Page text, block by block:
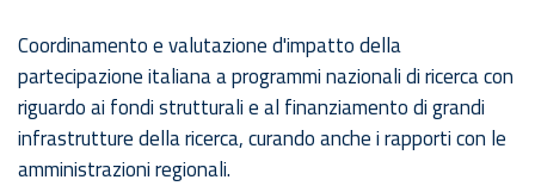
Coordinamento e valutazione d'impatto della
partecipazione italiana a programmi nazionali di ricerca con
riguardo ai fondi strutturali e al finanziamento di grandi
infrastrutture della ricerca, curando anche i rapporti con le
amministrazioni regionali.